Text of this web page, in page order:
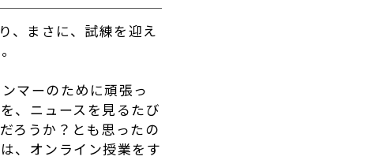
、まさに、試練を迎え
マーのために頑張っ
、ニュースを見るたび
ろうか？とも思ったの
、オンライン授業をす